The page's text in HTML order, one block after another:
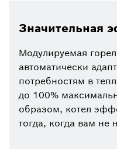
Значительная
Модулируемая
автоматически
потребностям в
до 100%
образом, котел
тогда, когда вам